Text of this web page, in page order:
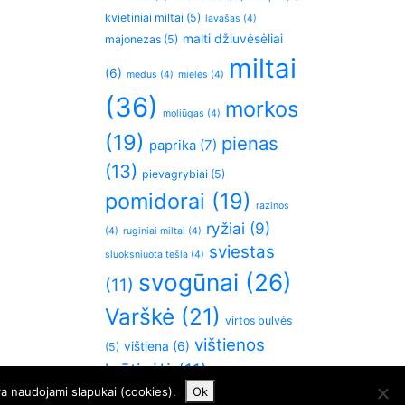
kvietiniai miltai (5) lavašas (4)
majonezas (5) malti džiuvėsėliai
(6) medus (4) mielės (4)
miltai
(36)
moliūgas (4) morkos
(19) paprika (7) pienas
(13) pievagrybiai (5)
pomidorai (19) razinos
(4) ruginiai miltai (4) ryžiai (9)
sluoksniuota tešla (4) sviestas
(11) svogūnai (26)
Varškė (21) virtos bulvės
(5) vištiena (6) vištienos
krūtinėlė(11)
naudojami slapukai (cookies). Ok